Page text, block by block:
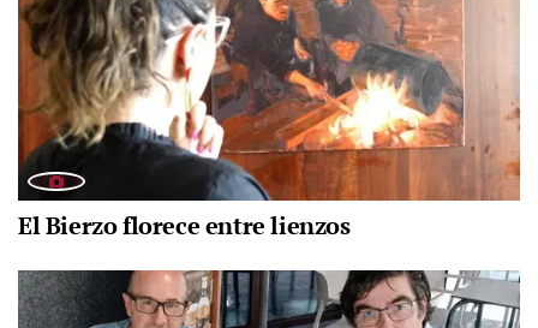
El Bierzo florece entre lienzos